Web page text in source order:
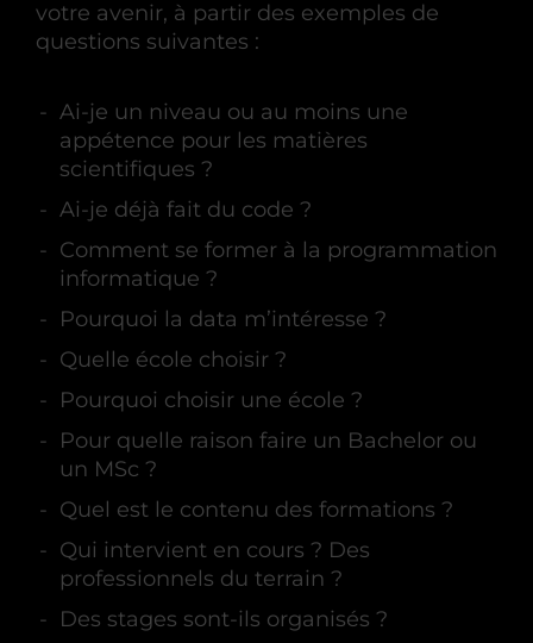
votre avenir, à partir des exemples de
questions suivantes :
Ai-je un niveau ou au moins une
appétence pour les matières
scientifiques ?
Ai-je déjà fait du code ?
Comment se former à la programmation
informatique ?
Pourquoi la data m’intéresse ?
Quelle école choisir ?
Pourquoi choisir une école ?
Pour quelle raison faire un Bachelor ou
un MSc ?
Quel est le contenu des formations ?
Qui intervient en cours ? Des
professionnels du terrain ?
Des stages sont-ils organisés ?